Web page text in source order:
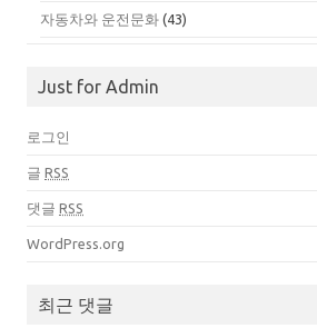
자동차와 운전문화 (43)
Just for Admin
로그인
글 RSS
댓글 RSS
WordPress.org
최근 댓글